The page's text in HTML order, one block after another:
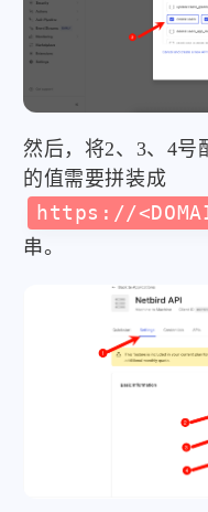
然后，将2、3、4号
的值需要拼装成
https://
串。